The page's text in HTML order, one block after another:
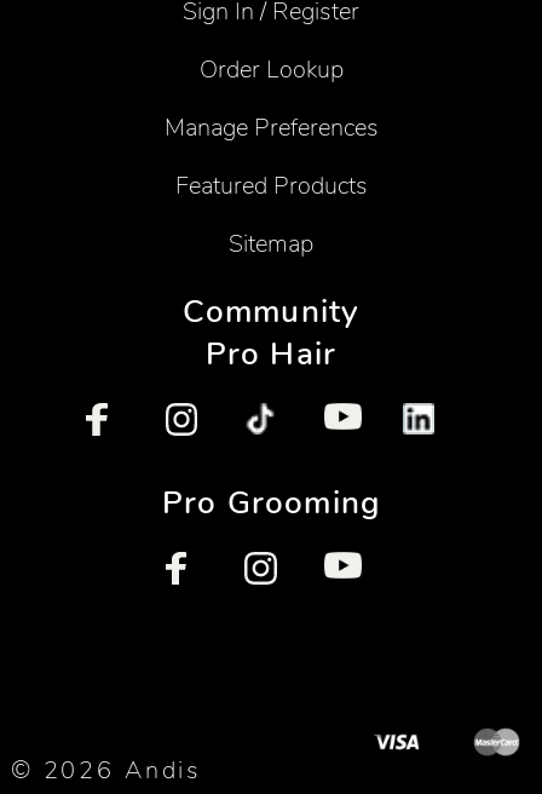
Sign In / Register
Order Lookup
Manage Preferences
Featured Products
Sitemap
Community
Pro Hair
Pro Grooming
© 2026 Andis